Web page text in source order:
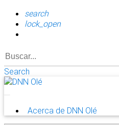
search
lock_open
Search
Acerca de DNN Olé